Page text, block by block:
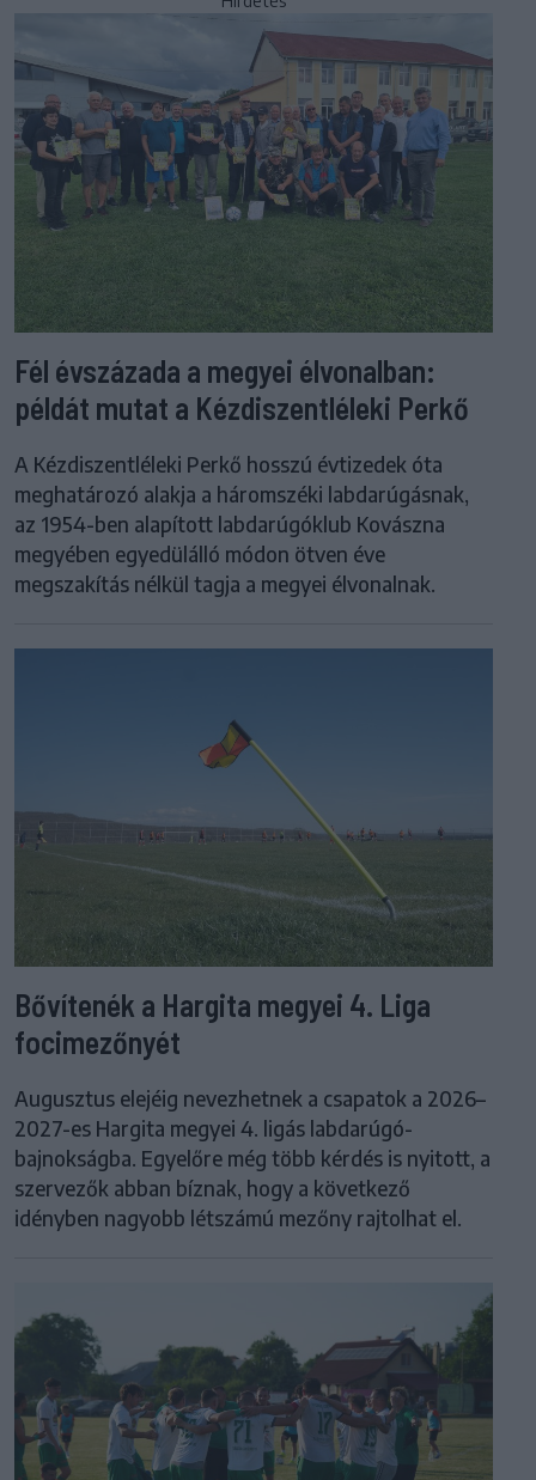
Fél évszázada a megyei élvonalban:
példát mutat a Kézdiszentléleki Perkő
A Kézdiszentléleki Perkő hosszú évtizedek óta
meghatározó alakja a háromszéki labdarúgásnak,
az 1954-ben alapított labdarúgóklub Kovászna
megyében egyedülálló módon ötven éve
megszakítás nélkül tagja a megyei élvonalnak.
Bővítenék a Hargita megyei 4. Liga
focimezőnyét
Augusztus elejéig nevezhetnek a csapatok a 2026–
2027-es Hargita megyei 4. ligás labdarúgó-
bajnokságba. Egyelőre még több kérdés is nyitott, a
szervezők abban bíznak, hogy a következő
idényben nagyobb létszámú mezőny rajtolhat el.